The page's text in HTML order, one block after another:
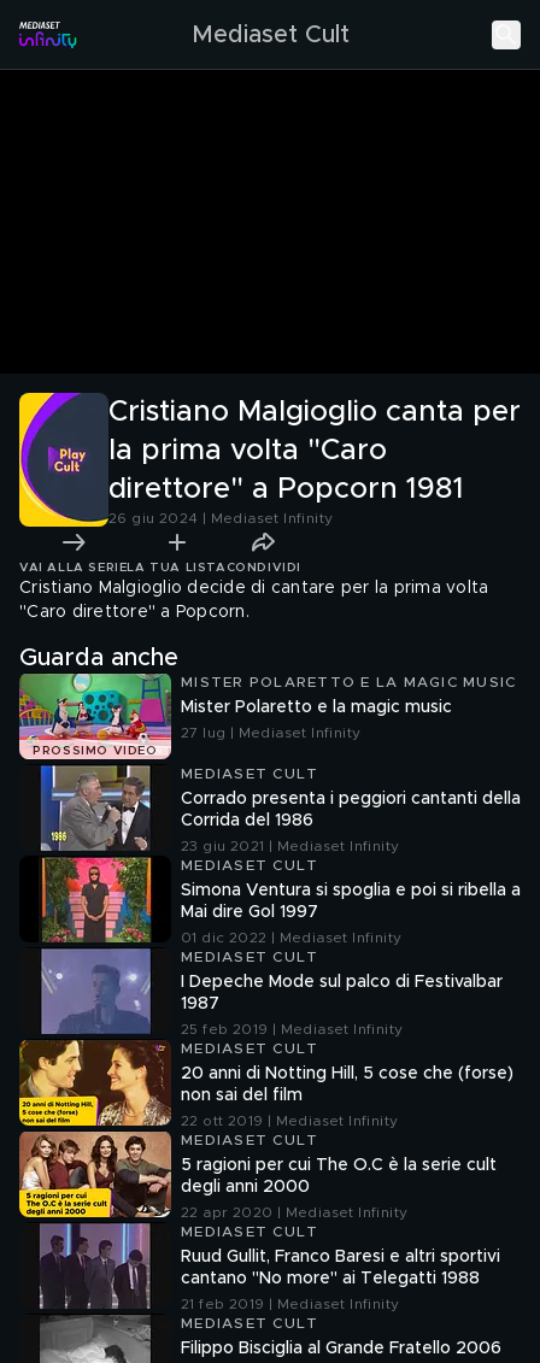
Mediaset Cult
Cristiano Malgioglio canta per
la prima volta "Caro
direttore" a Popcorn 1981
26 giu 2024 | Mediaset Infinity
VAI ALLA SERIE LA TUA LISTA CONDIVIDI
Cristiano Malgioglio decide di cantare per la prima volta
"Caro direttore" a Popcorn.
Guarda anche
PROSSIMO VIDEO
MISTER POLARETTO E LA MAGIC MUSIC
Mister Polaretto e la magic music
27 lug | Mediaset Infinity
MEDIASET CULT
Corrado presenta i peggiori cantanti della
Corrida del 1986
23 giu 2021 | Mediaset Infinity
MEDIASET CULT
Simona Ventura si spoglia e poi si ribella a
Mai dire Gol 1997
01 dic 2022 | Mediaset Infinity
MEDIASET CULT
I Depeche Mode sul palco di Festivalbar
1987
25 feb 2019 | Mediaset Infinity
MEDIASET CULT
20 anni di Notting Hill, 5 cose che (forse)
non sai del film
22 ott 2019 | Mediaset Infinity
MEDIASET CULT
5 ragioni per cui The O.C è la serie cult
degli anni 2000
22 apr 2020 | Mediaset Infinity
MEDIASET CULT
Ruud Gullit, Franco Baresi e altri sportivi
cantano "No more" ai Telegatti 1988
21 feb 2019 | Mediaset Infinity
MEDIASET CULT
Filippo Bisciglia al Grande Fratello 2006